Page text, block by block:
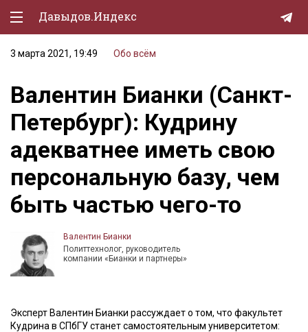
Давыдов.Индекс
Политическая жизнь
Экономика
Природа
Образование
Спорт
Культура
Мурзилка
3 марта 2021, 19:49 Обо всём
Валентин Бианки (Санкт-
Петербург): Кудрину
адекватнее иметь свою
персональную базу, чем
быть частью чего-то
Валентин Бианки
Политтехнолог, руководитель
компании «Бианки и партнеры»
Эксперт Валентин Бианки рассуждает о том, что факультет
Кудрина в СПбГУ станет самостоятельным университетом: